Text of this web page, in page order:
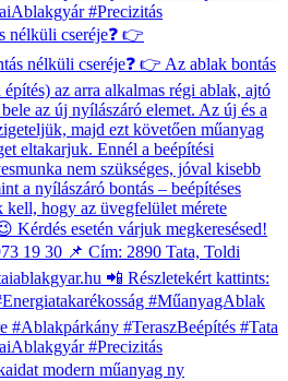
nélküli cseréje❓ 👉
modern műanyag ny